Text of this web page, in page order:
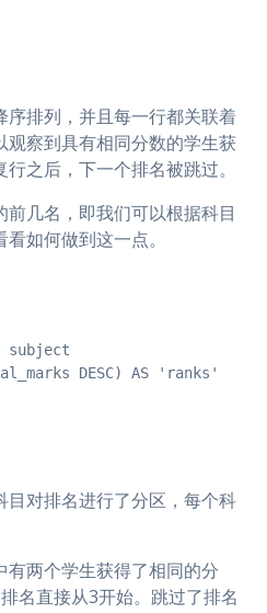
排列，并且每一行都关联着
察到具有相同分数的学生获
之后，下一个排名被跳过。
几名，即我们可以根据科目
如何做到这一点。
subject
DESC) AS 'ranks'
对排名进行了分区，每个科
有两个学生获得了相同的分
名直接从3开始。跳过了排名